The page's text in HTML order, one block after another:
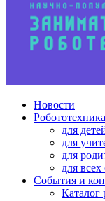
Новости
для
для
для
для
События и
Каталог